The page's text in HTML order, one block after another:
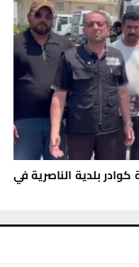
بلدية الناصرية في